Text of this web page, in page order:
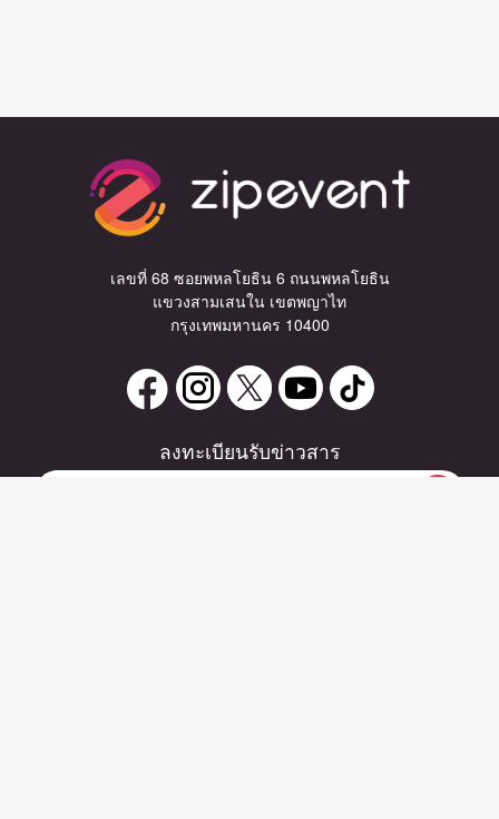
เลขที่ 68 ซอยพหลโยธิน 6 ถนนพหลโยธิน
แขวงสามเสนใน เขตพญาไท
กรุงเทพมหานคร 10400
ลงทะเบียนรับข่าวสาร